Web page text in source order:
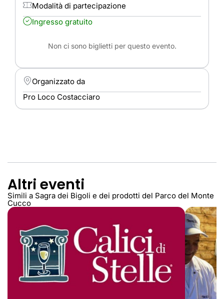
Modalità di partecipazione
Ingresso gratuito
Non ci sono biglietti per questo evento.
Organizzato da
Pro Loco Costacciaro
Altri eventi
Simili a Sagra dei Bigoli e dei prodotti del Parco del Monte
Cucco